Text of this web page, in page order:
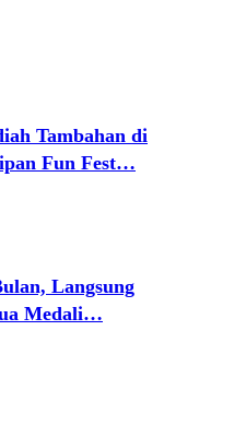
Tambahan di
Fun Fest…
Langsung
Medali…